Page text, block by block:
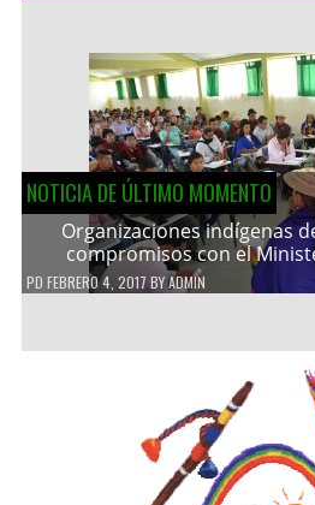
NOTICIA DE ÚLTIMO MOMENTO
Organizaciones indígenas
compromisos con el
PD FEBRERO 4, 2017 BYADMIN